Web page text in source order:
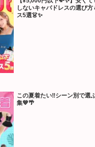
しないキャバドレスの選び方
ス5選👗✨
この夏着たい‼️シーン別で選
集💙🌴